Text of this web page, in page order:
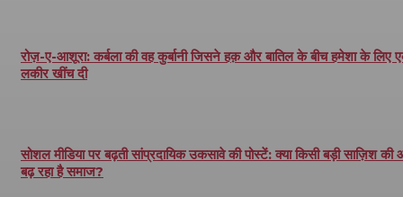
रोज़-ए-आशूरा: कर्बला की वह कुर्बानी जिसने हक़ और बातिल के बीच हमेशा के लिए
लकीर खींच दी
सोशल मीडिया पर बढ़ती सांप्रदायिक उकसावे की पोस्टें: क्या किसी बड़ी साज़िश की
बढ़ रहा है समाज?